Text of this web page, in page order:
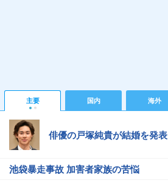
主要 国内 海外
俳優の戸塚純貴が結婚を発表
池袋暴走事故 加害者家族の苦悩